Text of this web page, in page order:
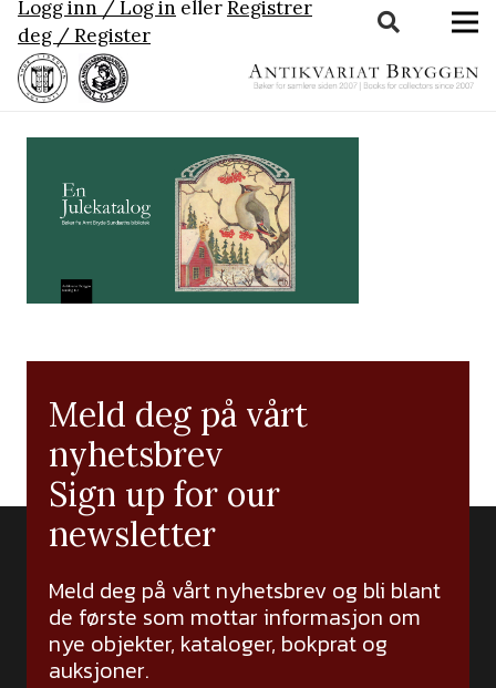
Logg inn / Log in ellerRegistrer
deg / Register
Meld deg på vårt
nyhetsbrev
Sign up for our
newsletter
Meld deg på vårt nyhetsbrev og bli blant
de første som mottar informasjon om
nye objekter, kataloger, bokprat og
auksjoner.